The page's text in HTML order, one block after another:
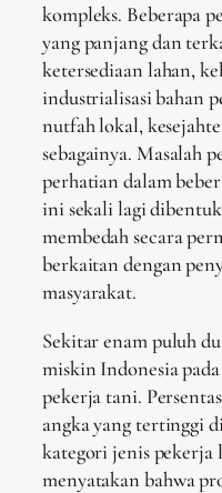
kompleks. Beberapa
yang panjang dan
ketersediaan lahan,
industrialisasi bahan
nutfah lokal,
sebagainya. Masalah
perhatian dalam
ini sekali lagi
membedah secara
berkaitan dengan
masyarakat.
Sekitar enam puluh
miskin Indonesia
pekerja tani.
angka yang tertinggi
kategori jenis
menyatakan bahwa